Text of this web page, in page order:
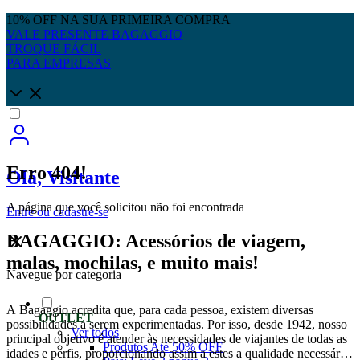
10% OFF NA SUA PRIMEIRA COMPRA
VALE PRESENTE BAGAGGIO
TROQUE FÁCIL
PARA EMPRESAS
Olá, Visitante
Entreou cadastre-se
Navegue por categoria
OUTLET
Ver todos
Produtos Até 50% OFF
Erro 404!
A página que você solicitou não foi encontrada
BAGAGGIO: Acessórios de viagem,
malas, mochilas, e muito mais!
A Bagaggio acredita que, para cada pessoa, existem diversas
possibilidades a serem experimentadas. Por isso, desde 1942, nosso
principal objetivo é atender às necessidades de viajantes de todas as
idades e perfis, proporcionando assim a estes a qualidade necessária